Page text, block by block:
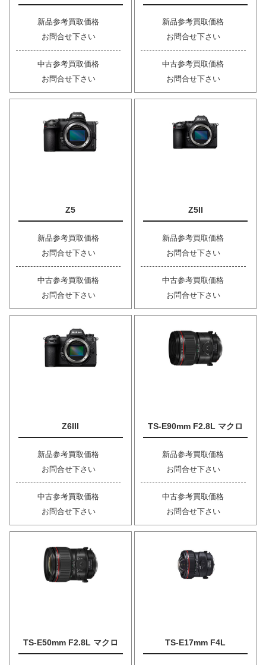
新品参考買取価格
お問合せ下さい
中古参考買取価格
お問合せ下さい
新品参考買取価格
お問合せ下さい
中古参考買取価格
お問合せ下さい
Z5
新品参考買取価格
お問合せ下さい
中古参考買取価格
お問合せ下さい
Z5II
新品参考買取価格
お問合せ下さい
中古参考買取価格
お問合せ下さい
Z6III
新品参考買取価格
お問合せ下さい
中古参考買取価格
お問合せ下さい
TS-E90mm F2.8L マクロ
新品参考買取価格
お問合せ下さい
中古参考買取価格
お問合せ下さい
TS-E50mm F2.8L マクロ TS-E17mm F4L